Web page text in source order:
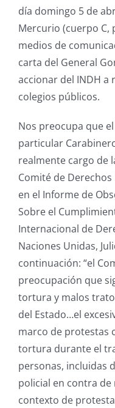
día domingo 5 de
Mercurio (cuerpo C,
medios de
carta del General
accionar del INDH a
colegios públicos.
Nos preocupa que
particular
realmente cargo de
Comité de
en el Informe de
Sobre el
Internacional de
Naciones Unidas,
continuación: “el
preocupación que
tortura y malos
del Estado…el
marco de protestas
tortura durante el
personas, incluidas
policial en contra de
contexto de